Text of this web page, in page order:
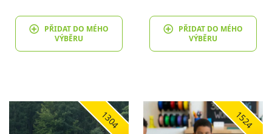
PŘIDAT DO MÉHO
VÝBĚRU
PŘIDAT DO MÉHO
VÝBĚRU
1304 1524